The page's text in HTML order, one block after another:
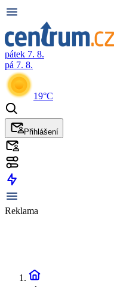
pátek 7. 8.
pá 7. 8.
19°C
Přihlášení
Reklama